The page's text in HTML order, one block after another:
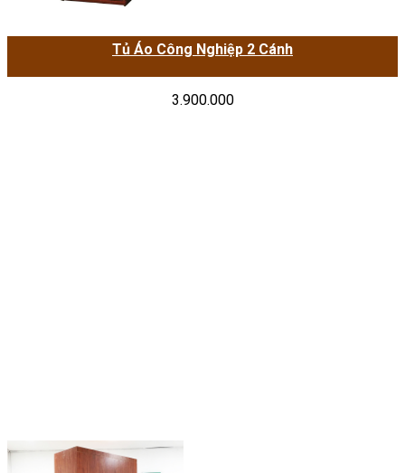
Tủ Áo Công Nghiệp 2 Cánh
3.900.000